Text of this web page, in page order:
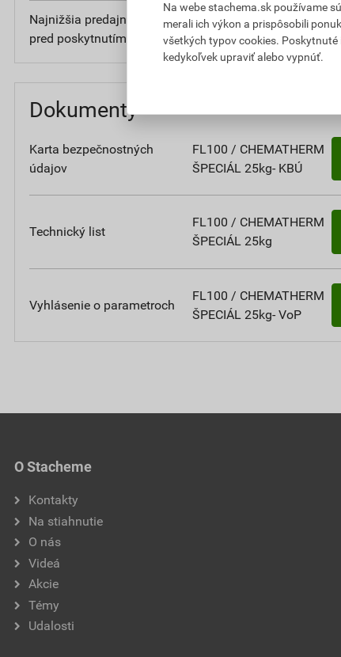
Najnižšia predajná cena v období 30 dní
pred poskytnutím zľavy
Dokumenty
Karta bezpečnostných
údajov
FL100 / CHEMATHERM
ŠPECIÁL 25kg- KBÚ
Technický list
FL100 / CHEMATHERM
ŠPECIÁL 25kg
Vyhlásenie o parametroch
FL100 / CHEMATHERM
ŠPECIÁL 25kg- VoP
O Stacheme
Kontakty
Na stiahnutie
O nás
Videá
Akcie
Témy
Udalosti
Na webe stachema.sk používame
merali ich výkon a prispôsobili
všetkých typov cookies.
kedykoľvek upraviť alebo vypnúť.